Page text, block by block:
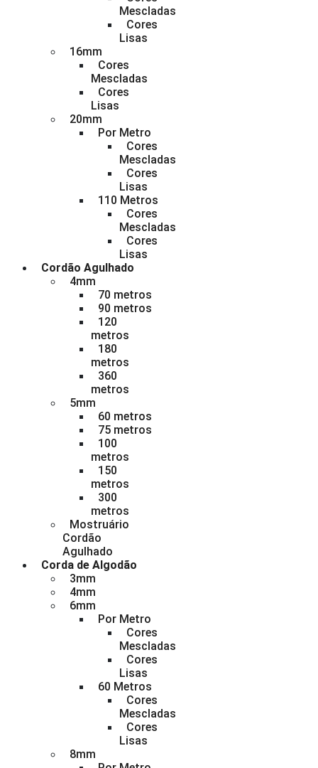
Mescladas
Cores
Lisas
16mm
Cores
Mescladas
Cores
Lisas
20mm
Por Metro
Cores
Mescladas
Cores
Lisas
110 Metros
Cores
Mescladas
Cores
Lisas
Cordão Agulhado
4mm
70 metros
90 metros
120
metros
180
metros
360
metros
5mm
60 metros
75 metros
100
metros
150
metros
300
metros
Mostruário
Cordão
Agulhado
Corda de Algodão
3mm
4mm
6mm
Por Metro
Cores
Mescladas
Cores
Lisas
60 Metros
Cores
Mescladas
Cores
Lisas
8mm